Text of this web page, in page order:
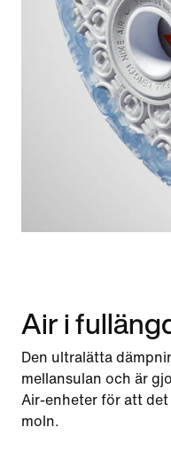
Air i
Den ultralätta
mellansulan och är
Air-enheter för att det
moln.